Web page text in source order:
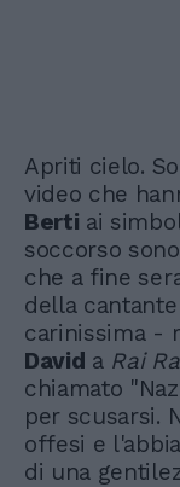
Apriti cielo.
video che
Berti ai
soccorso
che a fine
della
carinissima -
David a Rai
chiamato
per scusarsi.
offesi e
di una